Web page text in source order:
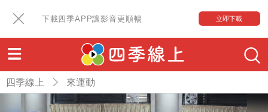
下載四季APP讓影音更順暢 立即下載
四季線上 來運動